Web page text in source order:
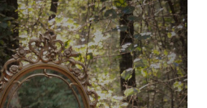
a ciertas tendencias que podemos
destino inminente. Pero es esencial
que, de por sí, ningún aspecto de
desde la exaltación o el miedo,
que integre toda la carta en